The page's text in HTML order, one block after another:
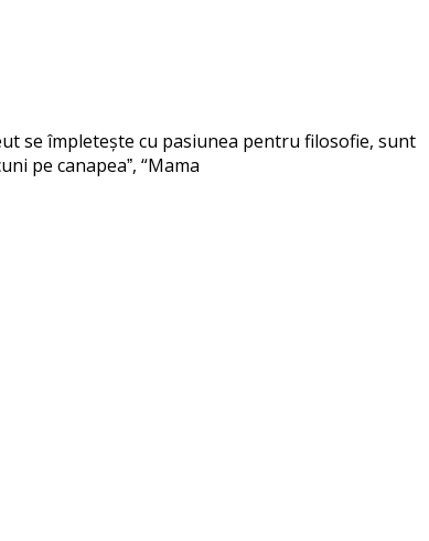
se împletește cu pasiunea pentru filosofie, sunt
pe canapeaˮ, “Mama